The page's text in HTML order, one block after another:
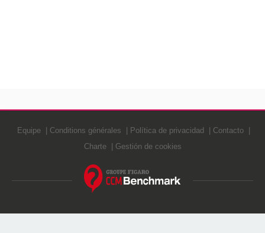
Equipe Conditions générales Política de privacidad
Contacto
Charte
Gestión de cookies